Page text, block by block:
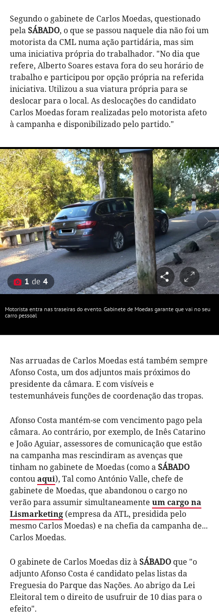
Segundo o gabinete de Carlos Moedas, questionado
pelaSÁBADO, o que se passou naquele dia não foi um
motorista da CML numa ação partidária, mas sim
uma iniciativa própria do trabalhador. "No dia que
refere, Alberto Soares estava fora do seu horário de
trabalho e participou por opção própria na referida
iniciativa. Utilizou a sua viatura própria para se
deslocar para o local. As deslocações do candidato
Carlos Moedas foram realizadas pelo motorista afeto
à campanha e disponibilizado pelo partido."
1 de 4
Motorista entra nas traseiras do evento. Gabinete de Moedas garante que vai no seu
carro pessoal
Nas arruadas de Carlos Moedas está também sempre
Afonso Costa, um dos adjuntos mais próximos do
presidente da câmara. E com visíveis e
testemunháveis funções de coordenação das tropas.
Afonso Costa mantém-se com vencimento pago pela
câmara. Ao contrário, por exemplo, de Inês Catarino
e João Aguiar, assessores de comunicação que estão
na campanha mas rescindiram as avenças que
tinham no gabinete de Moedas (como aSÁBADO
contouaqui), Tal como António Valle, chefe de
gabinete de Moedas, que abandonou o cargo no
verão para assumir simultaneamente um cargo na
Lismarketing (empresa da ATL, presidida pelo
mesmo Carlos Moedas) e na chefia da campanha de...
Carlos Moedas.
O gabinete de Carlos Moedas diz àSÁBADO que "o
adjunto Afonso Costa é candidato pelas listas da
Freguesia do Parque das Nações. Ao abrigo da Lei
Eleitoral tem o direito de usufruir de 10 dias para o
efeito".